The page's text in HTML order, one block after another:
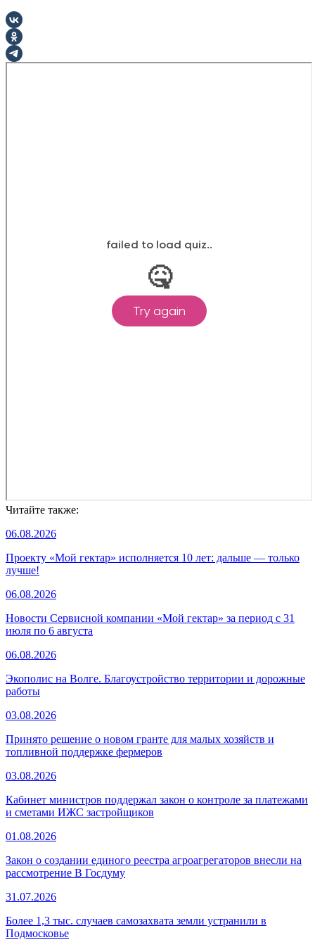
Читайте также:
06.08.2026
Проекту «Мой гектар» исполняется 10 лет: дальше — только
лучше!
06.08.2026
Новости Сервисной компании «Мой гектар» за период с 31
июля по 6 августа
06.08.2026
Экополис на Волге. Благоустройство территории и дорожные
работы
03.08.2026
Принято решение о новом гранте для малых хозяйств и
топливной поддержке фермеров
03.08.2026
Кабинет министров поддержал закон о контроле за платежами
и сметами ИЖС застройщиков
01.08.2026
Закон о создании единого реестра агроагрегаторов внесли на
рассмотрение В Госдуму
31.07.2026
Более 1,3 тыс. случаев самозахвата земли устранили в
Подмосковье